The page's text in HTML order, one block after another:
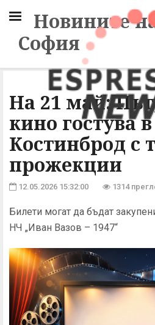
Новините
София
На 21 май:
кино гостува в
Костинброд с
прожекции
12.05.2026 15:32:00 1314
Билети могат да бъдат
НЧ „Иван Вазов – 1947“